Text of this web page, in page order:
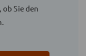
ob Sie den